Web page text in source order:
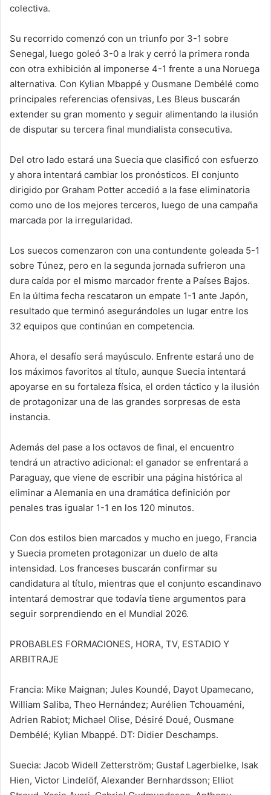
colectiva.
Su recorrido comenzó con un triunfo por 3-1 sobre
Senegal, luego goleó 3-0 a Irak y cerró la primera ronda
con otra exhibición al imponerse 4-1 frente a una Noruega
alternativa. Con Kylian Mbappé y Ousmane Dembélé como
principales referencias ofensivas, Les Bleus buscarán
extender su gran momento y seguir alimentando la ilusión
de disputar su tercera final mundialista consecutiva.
Del otro lado estará una Suecia que clasificó con esfuerzo
y ahora intentará cambiar los pronósticos. El conjunto
dirigido por Graham Potter accedió a la fase eliminatoria
como uno de los mejores terceros, luego de una campaña
marcada por la irregularidad.
Los suecos comenzaron con una contundente goleada 5-1
sobre Túnez, pero en la segunda jornada sufrieron una
dura caída por el mismo marcador frente a Países Bajos.
En la última fecha rescataron un empate 1-1 ante Japón,
resultado que terminó asegurándoles un lugar entre los
32 equipos que continúan en competencia.
Ahora, el desafío será mayúsculo. Enfrente estará uno de
los máximos favoritos al título, aunque Suecia intentará
apoyarse en su fortaleza física, el orden táctico y la ilusión
de protagonizar una de las grandes sorpresas de esta
instancia.
Además del pase a los octavos de final, el encuentro
tendrá un atractivo adicional: el ganador se enfrentará a
Paraguay, que viene de escribir una página histórica al
eliminar a Alemania en una dramática definición por
penales tras igualar 1-1 en los 120 minutos.
Con dos estilos bien marcados y mucho en juego, Francia
y Suecia prometen protagonizar un duelo de alta
intensidad. Los franceses buscarán confirmar su
candidatura al título, mientras que el conjunto escandinavo
intentará demostrar que todavía tiene argumentos para
seguir sorprendiendo en el Mundial 2026.
PROBABLES FORMACIONES, HORA, TV, ESTADIO Y
ARBITRAJE
Francia: Mike Maignan; Jules Koundé, Dayot Upamecano,
William Saliba, Theo Hernández; Aurélien Tchouaméni,
Adrien Rabiot; Michael Olise, Désiré Doué, Ousmane
Dembélé; Kylian Mbappé. DT: Didier Deschamps.
Suecia: Jacob Widell Zetterström; Gustaf Lagerbielke, Isak
Hien, Victor Lindelöf, Alexander Bernhardsson; Elliot